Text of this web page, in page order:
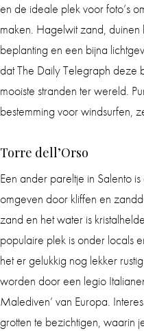
en de ideale plek voor foto’s
maken. Hagelwit zand,
beplanting en een bijna
dat The Daily Telegraph deze
mooiste stranden ter wereld.
bestemming voor windsurfen,
Torre dell’Orso
Een ander pareltje in Salento
omgeven door kliffen en
zand en het water is
populaire plek is onder locals
het er gelukkig nog lekker
worden door een legio
Malediven’ van Europa.
grotten te bezichtigen, waarin